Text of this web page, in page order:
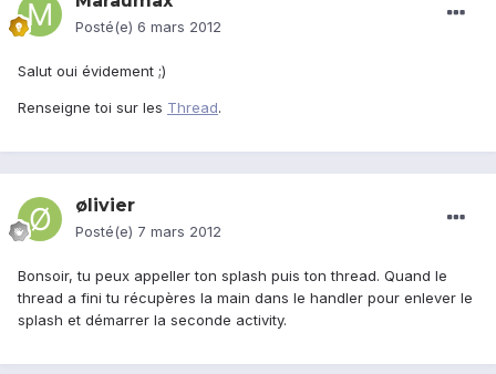
Posté(e) 6 mars 2012
Salut oui évidement ;)
Renseigne toi sur les Thread.
ølivier
Posté(e) 7 mars 2012
Bonsoir, tu peux appeller ton splash puis ton thread. Quand le
thread a fini tu récupères la main dans le handler pour enlever le
splash et démarrer la seconde activity.